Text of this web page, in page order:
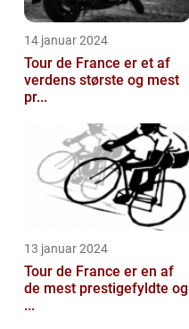
14 januar 2024
Tour de France er et af
verdens største og mest
pr...
13 januar 2024
Tour de France er en af
de mest prestigefyldte og
...